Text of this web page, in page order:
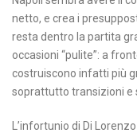
netto, e crea i
resta dentro la partita
occasioni “pulite”: a
costruiscono infatti più
soprattutto transizioni e
L’infortunio di Di